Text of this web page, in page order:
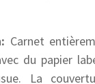
Carnet
du papier
La